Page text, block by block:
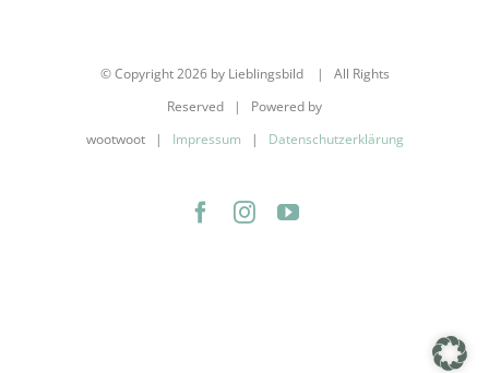
© Copyright2026 by Lieblingsbild | All Rights
Reserved | Powered by
wootwoot | Impressum | Datenschutzerklärung
Facebook
InstagramYouTube